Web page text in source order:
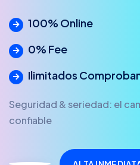
100% Online
0% Fee
Ilimitados
Seguridad & seriedad: el
confiable